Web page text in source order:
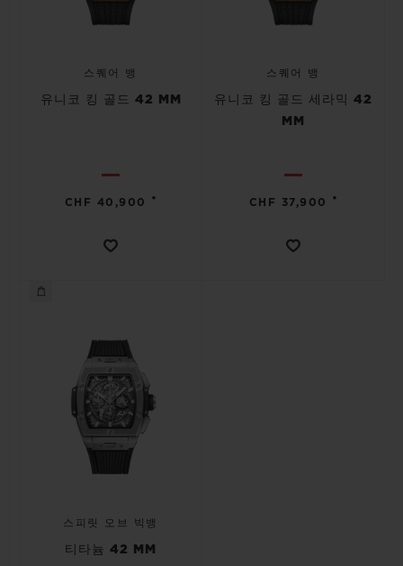
스퀘어 뱅
유니코 킹 골드 42 MM
CHF 40,900 •
스퀘어 뱅
유니코 킹 골드 세라믹 42
MM
CHF 37,900 •
스피릿 오브 빅뱅
티타늄 42 MM